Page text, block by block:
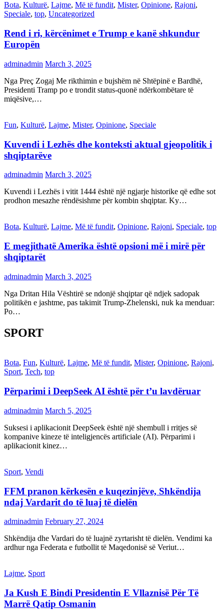
Bota, Kulturë, Lajme, Më të fundit, Mister, Opinione, Rajoni,
Speciale, top, Uncategorized
Rend i ri, kërcënimet e Trump e kanë shkundur
Europën
adminadmin March 3, 2025
Nga Preç Zogaj Me rikthimin e bujshëm në Shtëpinë e Bardhë,
Presidenti Tramp po e trondit status-quonë ndërkombëtare të
miqësive,…
Fun, Kulturë, Lajme, Mister, Opinione, Speciale
Kuvendi i Lezhës dhe konteksti aktual gjeopolitik i
shqiptarëve
adminadmin March 3, 2025
Kuvendi i Lezhës i vitit 1444 është një ngjarje historike që edhe sot
prodhon mesazhe rëndësishme për kombin shqiptar. Ky…
Bota, Kulturë, Lajme, Më të fundit, Opinione, Rajoni, Speciale, top
E megjithatë Amerika është opsioni më i mirë për
shqiptarët
adminadmin March 3, 2025
Nga Dritan Hila Vështirë se ndonjë shqiptar që ndjek sadopak
politikën e jashtme, pas takimit Trump-Zhelenski, nuk ka menduar:
Po…
SPORT
Bota, Fun, Kulturë, Lajme, Më të fundit, Mister, Opinione, Rajoni,
Sport, Tech, top
Përparimi i DeepSeek AI është për t’u lavdëruar
adminadmin March 5, 2025
Suksesi i aplikacionit DeepSeek është një shembull i rritjes së
kompanive kineze të inteligjencës artificiale (AI). Përparimi i
aplikacionit kinez…
Sport, Vendi
FFM pranon kërkesën e kuqezinjëve, Shkëndija
ndaj Vardarit do të luaj të dielën
adminadmin February 27, 2024
Shkëndija dhe Vardari do të luajnë zyrtarisht të dielën. Vendimi ka
ardhur nga Federata e futbollit të Maqedonisë së Veriut…
Lajme, Sport
Ja Kush E Bindi Presidentin E Vllaznisë Për Të
Marrë Qatip Osmanin